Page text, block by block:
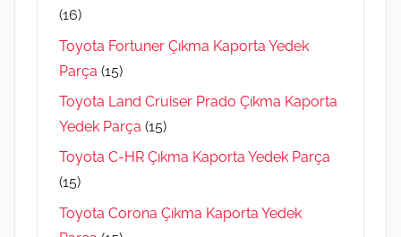
(16)
Toyota Fortuner Çıkma Kaporta Yedek
Parça (15)
Toyota Land Cruiser Prado Çıkma Kaporta
Yedek Parça (15)
Toyota C-HR Çıkma Kaporta Yedek Parça
(15)
Toyota Corona Çıkma Kaporta Yedek